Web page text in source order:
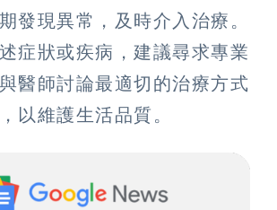
發現異常，及時介入治療。
症狀或疾病，建議尋求專業
醫師討論最適切的治療方式
以維護生活品質。